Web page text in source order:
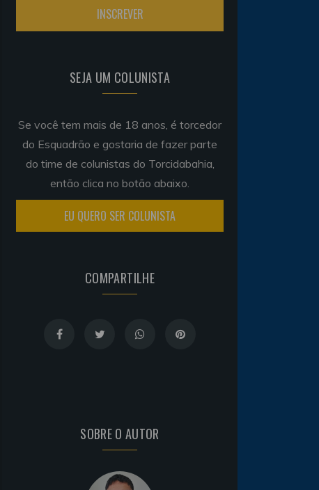
SEJA UM COLUNISTA
Se você tem mais de 18 anos, é torcedor
do Esquadrão e gostaria de fazer parte
do time de colunistas do Torcidabahia,
então clica no botão abaixo.
EU QUERO SER COLUNISTA
COMPARTILHE
SOBRE O AUTOR